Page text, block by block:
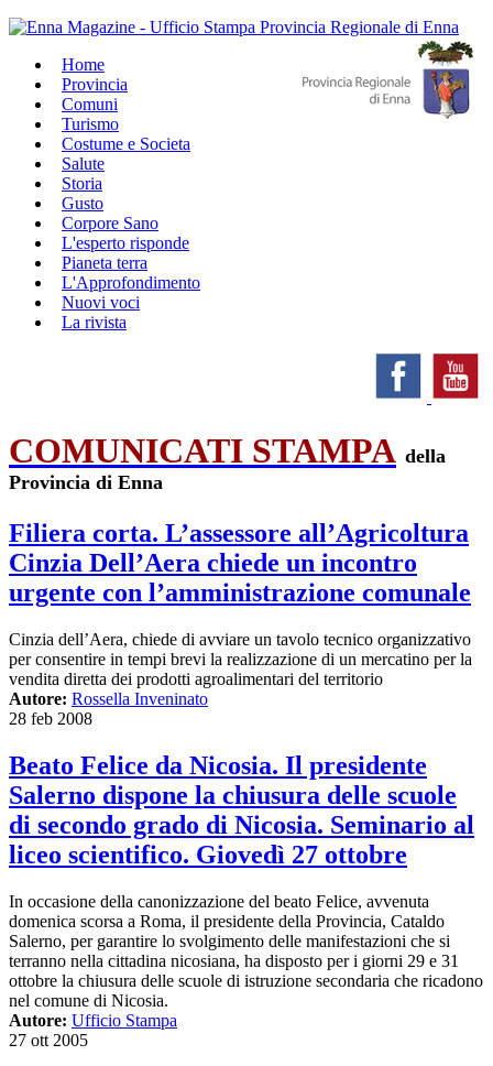
Home
Provincia
Comuni
Turismo
Costume e Societa
Salute
Storia
Gusto
Corpore Sano
L'esperto risponde
Pianeta terra
L'Approfondimento
Nuovi voci
La rivista
COMUNICATI STAMPA della
Provincia di Enna
Filiera corta. L’assessore all’Agricoltura
Cinzia Dell’Aera chiede un incontro
urgente con l’amministrazione comunale
Cinzia dell’Aera, chiede di avviare un tavolo tecnico organizzativo
per consentire in tempi brevi la realizzazione di un mercatino per la
vendita diretta dei prodotti agroalimentari del territorio
Autore: Rossella Inveninato
28 feb 2008
Beato Felice da Nicosia. Il presidente
Salerno dispone la chiusura delle scuole
di secondo grado di Nicosia. Seminario al
liceo scientifico. Giovedì 27 ottobre
In occasione della canonizzazione del beato Felice, avvenuta
domenica scorsa a Roma, il presidente della Provincia, Cataldo
Salerno, per garantire lo svolgimento delle manifestazioni che si
terranno nella cittadina nicosiana, ha disposto per i giorni 29 e 31
ottobre la chiusura delle scuole di istruzione secondaria che ricadono
nel comune di Nicosia.
Autore: Ufficio Stampa
27 ott 2005